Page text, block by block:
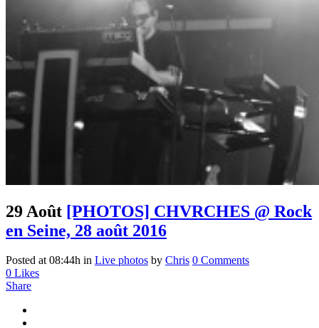
29 Août [PHOTOS] CHVRCHES @ Rock
en Seine, 28 août 2016
Posted at 08:44h in Live photos by Chris 0 Comments
0 Likes
Share